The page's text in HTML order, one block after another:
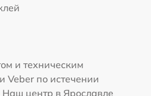
и техническим
Veber по истечении
центр в Ярославле